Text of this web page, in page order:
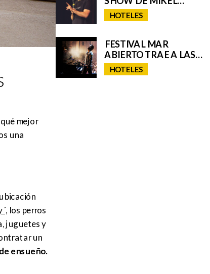
mejor
una
los perros
juguetes y
un
ensueño.
BERMEJO EN EL
CENTRO CULTURAL
HOTELES
FESTIVAL MAR
ABIERTO TRAE A LAS
ISLAS UN VERANO
LLENO DE MÚSICA
HOTELES